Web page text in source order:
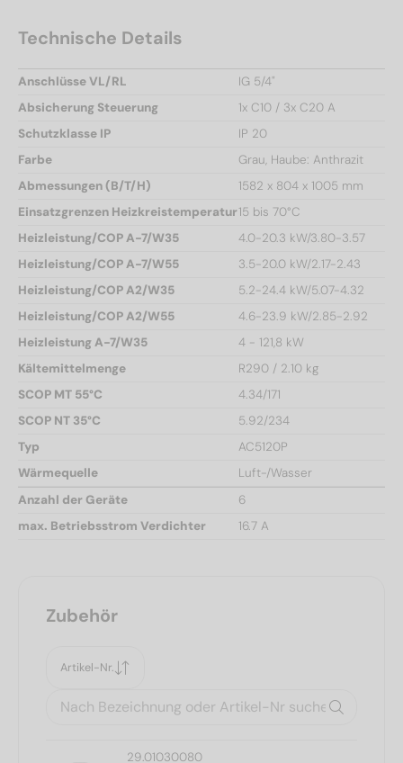
Technische Details
Anschlüsse VL/RL
IG 5/4"
Absicherung Steuerung
1x C10 / 3x C20 A
Schutzklasse IP
IP 20
Farbe
Grau, Haube: Anthrazit
Abmessungen (B/T/H)
1582 x 804 x 1005 mm
Einsatzgrenzen Heizkreistemperatur15 bis 70°C
Heizleistung/COP A-7/W35
4.0-20.3 kW/3.80-3.57
Heizleistung/COP A-7/W55
3.5-20.0 kW/2.17-2.43
Heizleistung/COP A2/W35
5.2-24.4 kW/5.07-4.32
Heizleistung/COP A2/W55
4.6-23.9 kW/2.85-2.92
Heizleistung A-7/W35
4 - 121,8 kW
Kältemittelmenge
R290 / 2.10 kg
SCOP MT 55°C
4.34/171
SCOP NT 35°C
5.92/234
Typ
AC5120P
Wärmequelle
Luft-/Wasser
Anzahl der Geräte
6
max. Betriebsstrom Verdichter
16.7 A
Zubehör
Artikel-Nr.
29.01030080